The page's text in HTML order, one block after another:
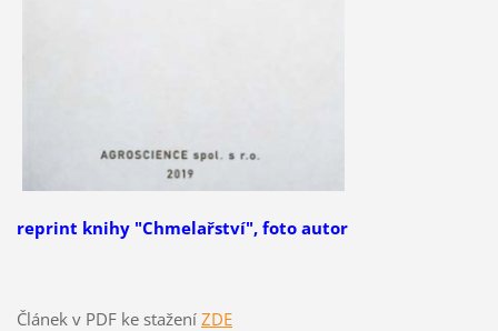
reprint knihy "Chmelařství", foto autor
Článek v PDF ke stažení ZDE